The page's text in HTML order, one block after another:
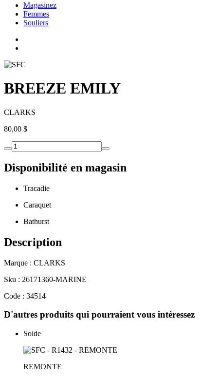
Magasinez
Femmes
Souliers
BREEZE EMILY
CLARKS
80,00 $
Disponibilité en magasin
Tracadie
Caraquet
Bathurst
Description
Marque : CLARKS
Sku : 26171360-MARINE
Code : 34514
D'autres produits qui pourraient vous intéressez
Solde
REMONTE